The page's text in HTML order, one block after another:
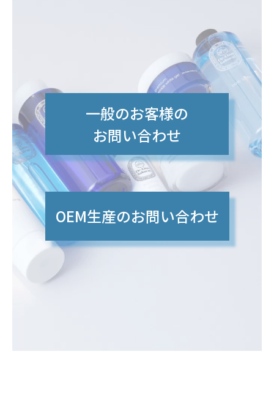
一般のお客様の
お問い合わせ
OEM生産のお問い合わせ